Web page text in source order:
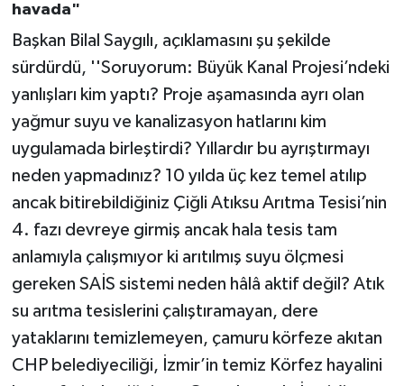
havada"
Başkan Bilal Saygılı, açıklamasını şu şekilde
sürdürdü, ''Soruyorum: Büyük Kanal Projesi’ndeki
yanlışları kim yaptı? Proje aşamasında ayrı olan
yağmur suyu ve kanalizasyon hatlarını kim
uygulamada birleştirdi? Yıllardır bu ayrıştırmayı
neden yapmadınız? 10 yılda üç kez temel atılıp
ancak bitirebildiğiniz Çiğli Atıksu Arıtma Tesisi’nin
4. fazı devreye girmiş ancak hala tesis tam
anlamıyla çalışmıyor ki arıtılmış suyu ölçmesi
gereken SAİS sistemi neden hâlâ aktif değil? Atık
su arıtma tesislerini çalıştıramayan, dere
yataklarını temizlemeyen, çamuru körfeze akıtan
CHP belediyeciliği, İzmir’in temiz Körfez hayalini